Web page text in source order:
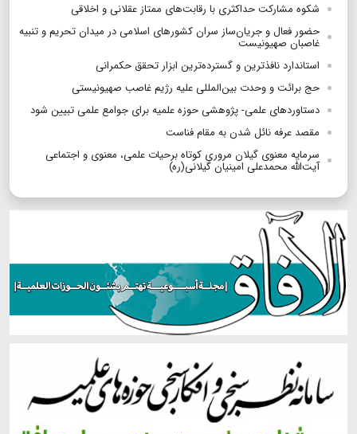
شکوه مشارکت حداکثری با رقابت‌های ممتاز عقلانی و اخلاقی
حضور فعال و جریان‌ساز سران کشورهای اسلامی در میدان تحریم و تنبیه
غاصبان صهیونیست
استاندارد نافذترین و گسترده‌ترین ابزار تحقق حکمرانی
حج برائت و وحدت بین‌المللی علیه رژیم غاصب صهیونیستی
دستاوردهای علمی- پژوهشی حوزه علمیه برای جوامع علمی تبیین شود
مقصد عرفه نائل شدن به مقام فناست
سرمایه معنوی گیلان مروری کوتاه برحیات علمی، معنوی و اجتماعی
آیت‌الله محمدعلی امینیان گیلانی(ره)